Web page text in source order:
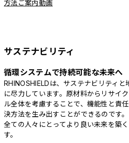
方法ご案内動画
サステナビリティ
循環システムで持続可能な未来へ
RHINOSHIELDは、サステナビリティ
に尽力しています。原材料からリサイ
ル全体を考慮することで、機能性と責
決方法を生み出すことができるのです
全ての人々にとってより良い未来を築
す。